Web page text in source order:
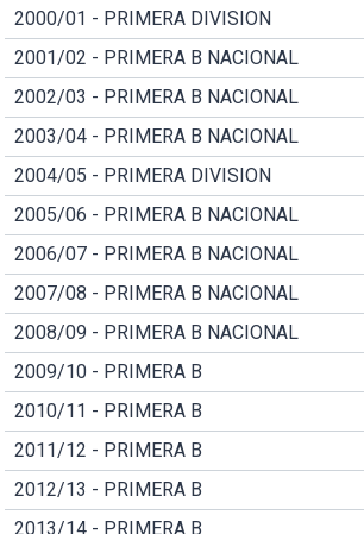
2000/01 - PRIMERA DIVISION
2001/02 - PRIMERA B NACIONAL
2002/03 - PRIMERA B NACIONAL
2003/04 - PRIMERA B NACIONAL
2004/05 - PRIMERA DIVISION
2005/06 - PRIMERA B NACIONAL
2006/07 - PRIMERA B NACIONAL
2007/08 - PRIMERA B NACIONAL
2008/09 - PRIMERA B NACIONAL
2009/10 - PRIMERA B
2010/11 - PRIMERA B
2011/12 - PRIMERA B
2012/13 - PRIMERA B
2013/14 - PRIMERA B